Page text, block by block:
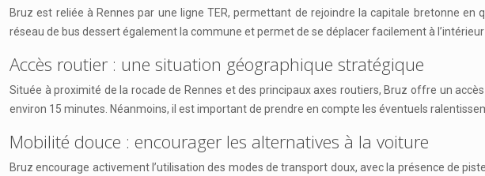
Bruz est reliée à Rennes par une ligne TER, permettant de rejoindre la capitale bretonne
réseau de bus dessert également la commune et permet de se déplacer facilement à
Accès routier : une situation géographique stratégique
Située à proximité de la rocade de Rennes et des principaux axes routiers, Bruz offre un
environ 15 minutes. Néanmoins, il est important de prendre en compte les éventuels
Mobilité douce : encourager les alternatives à la voiture
Bruz encourage activement l’utilisation des modes de transport doux, avec la présence de